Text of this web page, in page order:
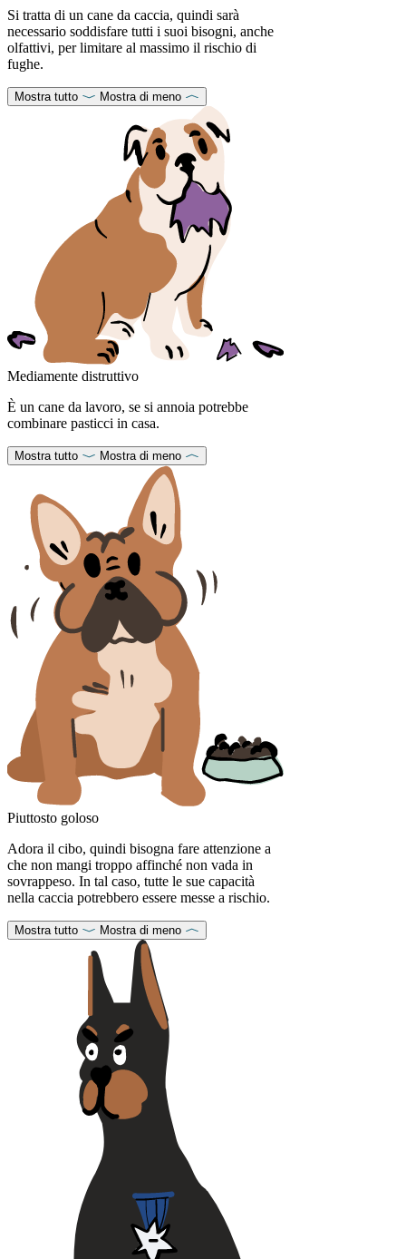
Si tratta di un cane da caccia, quindi sarà
necessario soddisfare tutti i suoi bisogni, anche
olfattivi, per limitare al massimo il rischio di
fughe.
Mostra tutto Mostra di meno
Mediamente distruttivo
È un cane da lavoro, se si annoia potrebbe
combinare pasticci in casa.
Mostra tutto Mostra di meno
Piuttosto goloso
Adora il cibo, quindi bisogna fare attenzione a
che non mangi troppo affinché non vada in
sovrappeso. In tal caso, tutte le sue capacità
nella caccia potrebbero essere messe a rischio.
Mostra tutto Mostra di meno